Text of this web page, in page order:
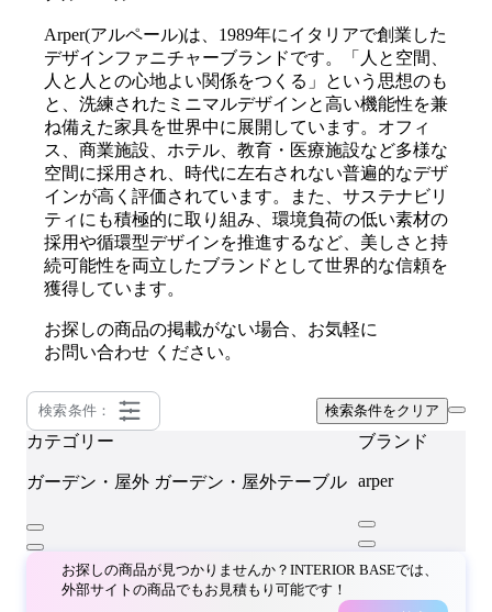
Arper(アルペール)は、1989年にイタリアで創業した
デザインファニチャーブランドです。「人と空間、
人と人との心地よい関係をつくる」という思想のも
と、洗練されたミニマルデザインと高い機能性を兼
ね備えた家具を世界中に展開しています。オフィ
ス、商業施設、ホテル、教育・医療施設など多様な
空間に採用され、時代に左右されない普遍的なデザ
インが高く評価されています。また、サステナビリ
ティにも積極的に取り組み、環境負荷の低い素材の
採用や循環型デザインを推進するなど、美しさと持
続可能性を両立したブランドとして世界的な信頼を
獲得しています。
お探しの商品の掲載がない場合、お気軽に
お問い合わせ ください。
検索条件： 検索条件をクリア
カテゴリー
ガーデン・屋外 ガーデン・屋外テーブル
ブランド
arper
お探しの商品が見つかりませんか？INTERIOR BASEでは、
外部サイトの商品でもお見積もり可能です！